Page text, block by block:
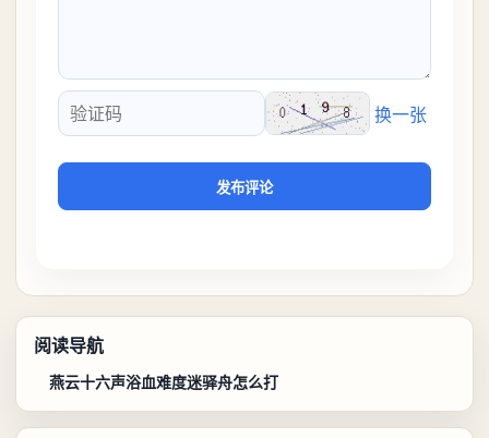
验证码
换一张
发布评论
阅读导航
燕云十六声浴血难度迷驿舟怎么打